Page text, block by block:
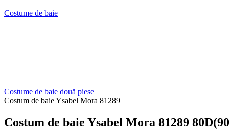
Costume de baie
Costume de baie două piese
Costum de baie Ysabel Mora 81289
Costum de baie Ysabel Mora 81289